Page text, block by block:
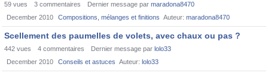
59 vues 3 commentaires Dernier message par maradona8470
December 2010
Compositions, mélanges et finitions Auteur: maradona8470
Scellement des paumelles de volets, avec chaux ou pas ?
442 vues 4 commentaires Dernier message par lolo33
December 2010
Conseils et astuces Auteur: lolo33